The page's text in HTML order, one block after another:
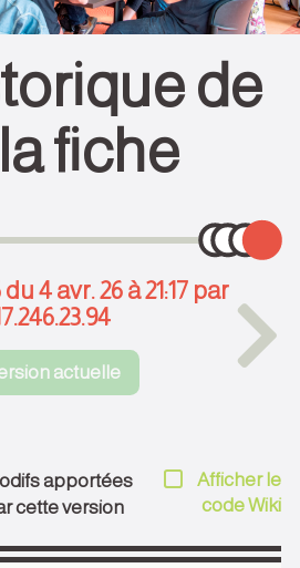
de
la fiche
4 avr. 26 à 21:17 par
actuelle
apportées
cette version
Afficher le
code Wiki